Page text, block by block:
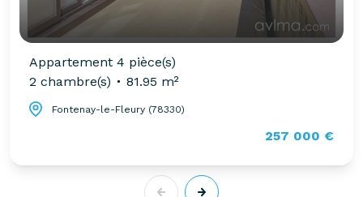
Appartement 4 pièce(s)
2 chambre(s)
81.95 m²
Fontenay-le-Fleury (78330)
257 000 €